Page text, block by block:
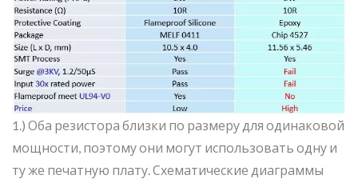
1.) Оба резистора близки по размеру для одинаковой
мощности, поэтому они могут использовать одну и
ту же печатную плату. Схематические диаграммы